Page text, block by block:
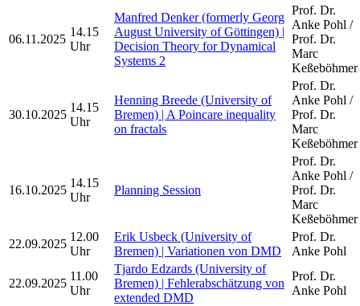
06.11.2025
14.15
Uhr
Manfred Denker (formerly Georg
August University of Göttingen) |
Decision Theory for Dynamical
Systems 2
Prof. Dr.
Anke Pohl /
Prof. Dr.
Marc
Keßeböhmer
30.10.2025
14.15
Uhr
Henning Breede (University of
Bremen) | A Poincare inequality
on fractals
Prof. Dr.
Anke Pohl /
Prof. Dr.
Marc
Keßeböhmer
16.10.2025
14.15
Uhr
Planning Session
Prof. Dr.
Anke Pohl /
Prof. Dr.
Marc
Keßeböhmer
22.09.2025
12.00
Uhr
Erik Usbeck (University of
Bremen) | Variationen von DMD
Prof. Dr.
Anke Pohl
22.09.2025
11.00
Uhr
Tjardo Edzards (University of
Bremen) | Fehlerabschätzung von
extended DMD
Prof. Dr.
Anke Pohl